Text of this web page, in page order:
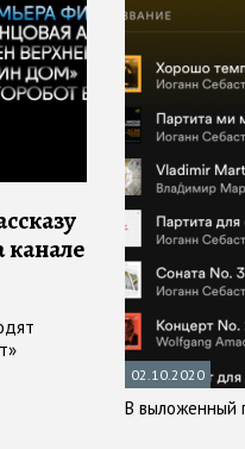
02.10.2020
В выложенный